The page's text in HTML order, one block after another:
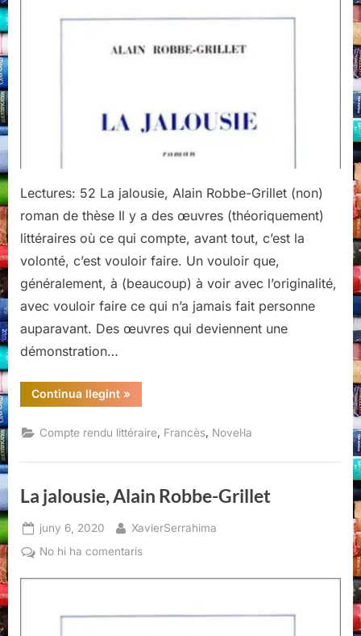
Grillet
Lectures: 52 La jalousie, Alain Robbe-Grillet (non)
roman de thèse Il y a des œuvres (théoriquement)
littéraires où ce qui compte, avant tout, c’est la
volonté, c’est vouloir faire. Un vouloir que,
généralement, à (beaucoup) à voir avec l’originalité,
avec vouloir faire ce qui n’a jamais fait personne
auparavant. Des œuvres qui deviennent une
démonstration…
Continua llegint“La
jalousie,
Robbe-
Grillet”
»
Compte rendu littéraire Francès Novel·la
La jalousie, Alain Robbe-Grillet
Posted
on
juny 6, 2020 By
XavierSerrahima
No hi ha comentarisa